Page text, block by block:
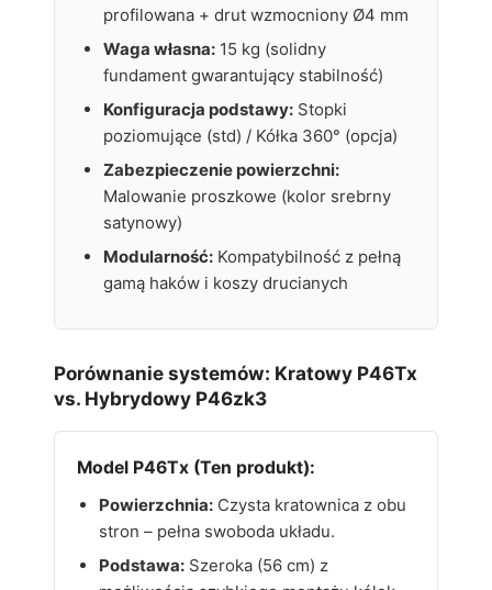
profilowana + drut wzmocniony Ø4 mm
Waga własna: 15 kg (solidny
fundament gwarantujący stabilność)
Konfiguracja podstawy: Stopki
poziomujące (std) / Kółka 360° (opcja)
Zabezpieczenie powierzchni:
Malowanie proszkowe (kolor srebrny
satynowy)
Modularność: Kompatybilność z pełną
gamą haków i koszy drucianych
Porównanie systemów: Kratowy P46Tx
vs. Hybrydowy P46zk3
Model P46Tx (Ten produkt):
Powierzchnia: Czysta kratownica z obu
stron – pełna swoboda układu.
Podstawa: Szeroka (56 cm) z